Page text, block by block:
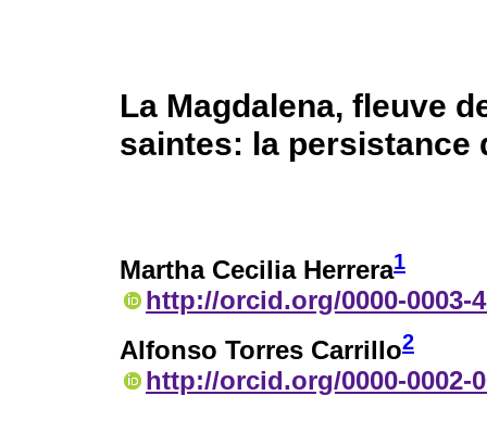
La Magdalena, fleuve
saintes: la persistance
Martha Cecilia Herrera1
http://orcid.org/0000-0003-
Alfonso Torres Carrillo2
http://orcid.org/0000-0002-